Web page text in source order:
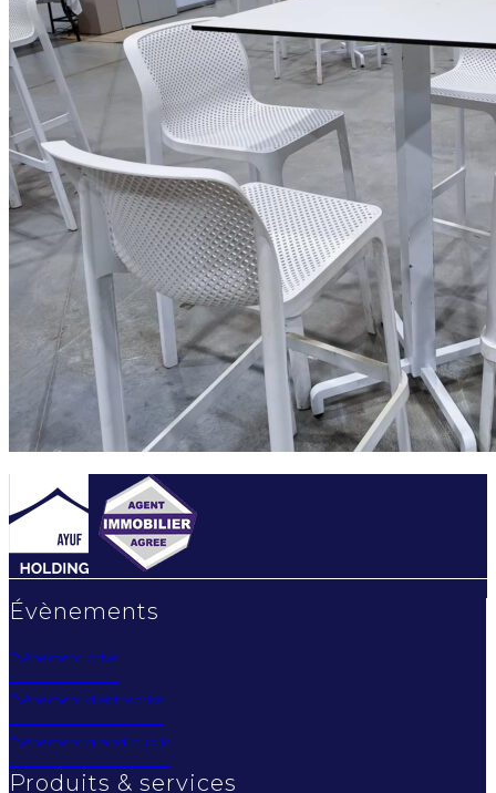
Évènements
Évènement privé
Évènement d'entreprise
Évènement grand public
Produits & services